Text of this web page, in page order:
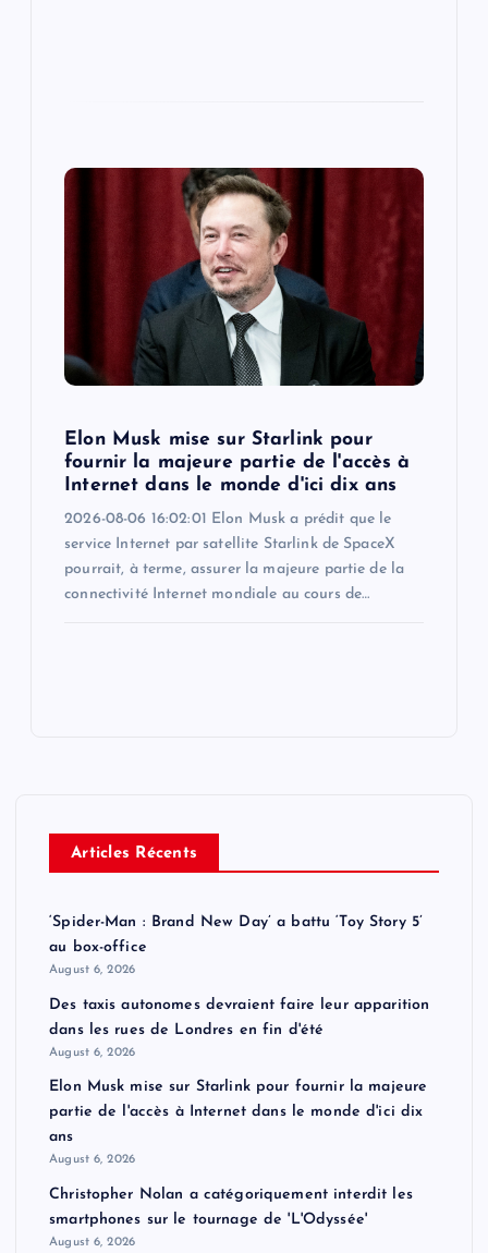
Elon Musk mise sur Starlink pour
fournir la majeure partie de l'accès à
Internet dans le monde d'ici dix ans
2026-08-06 16:02:01 Elon Musk a prédit que le
service Internet par satellite Starlink de SpaceX
pourrait, à terme, assurer la majeure partie de la
connectivité Internet mondiale au cours de…
Articles Récents
‘Spider-Man : Brand New Day’ a battu ‘Toy Story 5’
au box-office
August 6, 2026
Des taxis autonomes devraient faire leur apparition
dans les rues de Londres en fin d'été
August 6, 2026
Elon Musk mise sur Starlink pour fournir la majeure
partie de l'accès à Internet dans le monde d'ici dix
ans
August 6, 2026
Christopher Nolan a catégoriquement interdit les
smartphones sur le tournage de 'L'Odyssée'
August 6, 2026